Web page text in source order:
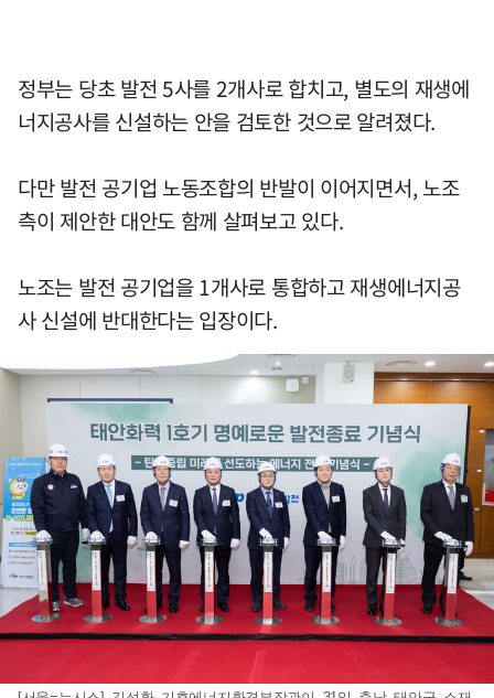
정부는 당초 발전 5사를 2개사로 합치고, 별도의 재생에
너지공사를 신설하는 안을 검토한 것으로 알려졌다.
다만 발전 공기업 노동조합의 반발이 이어지면서, 노조
측이 제안한 대안도 함께 살펴보고 있다.
노조는 발전 공기업을 1개사로 통합하고 재생에너지공
사 신설에 반대한다는 입장이다.